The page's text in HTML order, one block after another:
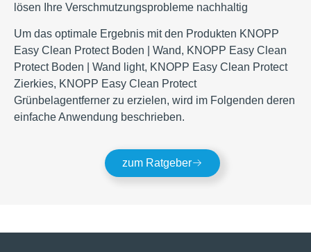
lösen Ihre Verschmutzungsprobleme nachhaltig
Um das optimale Ergebnis mit den Produkten KNOPP
Easy Clean Protect Boden | Wand, KNOPP Easy Clean
Protect Boden | Wand light, KNOPP Easy Clean Protect
Zierkies, KNOPP Easy Clean Protect
Grünbelagentferner zu erzielen, wird im Folgenden deren
einfache Anwendung beschrieben.
zum Ratgeber